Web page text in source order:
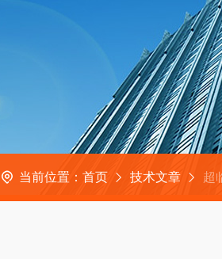
当前位置： 首页 技术文章 超